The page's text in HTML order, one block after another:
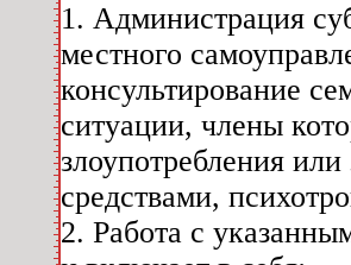
1. Администрация
местного
консультирование
ситуации, члены
злоупотребления
средствами,
2. Работа с